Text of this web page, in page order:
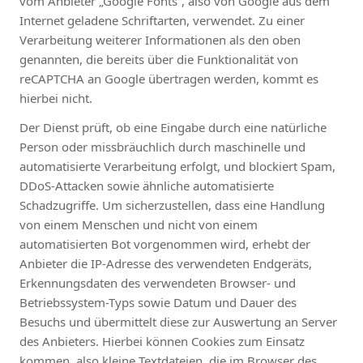
Internet geladene Schriftarten, verwendet. Zu einer
Verarbeitung weiterer Informationen als den oben
genannten, die bereits über die Funktionalität von
reCAPTCHA an Google übertragen werden, kommt es
hierbei nicht.
Der Dienst prüft, ob eine Eingabe durch eine natürliche
Person oder missbräuchlich durch maschinelle und
automatisierte Verarbeitung erfolgt, und blockiert Spam,
DDoS-Attacken sowie ähnliche automatisierte
Schadzugriffe. Um sicherzustellen, dass eine Handlung
von einem Menschen und nicht von einem
automatisierten Bot vorgenommen wird, erhebt der
Anbieter die IP-Adresse des verwendeten Endgeräts,
Erkennungsdaten des verwendeten Browser- und
Betriebssystem-Typs sowie Datum und Dauer des
Besuchs und übermittelt diese zur Auswertung an Server
des Anbieters. Hierbei können Cookies zum Einsatz